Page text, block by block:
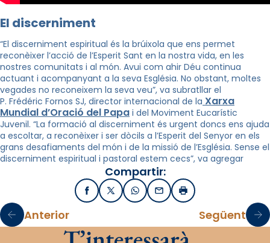
El discerniment
“El discerniment espiritual és la brúixola que ens permet
reconèixer l’acció de l’Esperit Sant en la nostra vida, en les
nostres comunitats i al món. Avui com ahir Déu continua
actuant i acompanyant a la seva Església. No obstant, moltes
vegades no reconeixem la seva veu”, va subratllar el
P. Frédéric Fornos SJ, director internacional de la Xarxa
Mundial d’Oració del Papa i del Moviment Eucarístic
Juvenil. “La formació al discerniment és urgent doncs ens ajuda
a escoltar, a reconèixer i ser dòcils a l’Esperit del Senyor en els
grans desafiaments del món i de la missió de l’Església. Sense el
discerniment espiritual i pastoral estem cecs”, va agregar
Compartir:
FacebookX / TwitterWhatsApp
EmailImprimir
Anterior Següent